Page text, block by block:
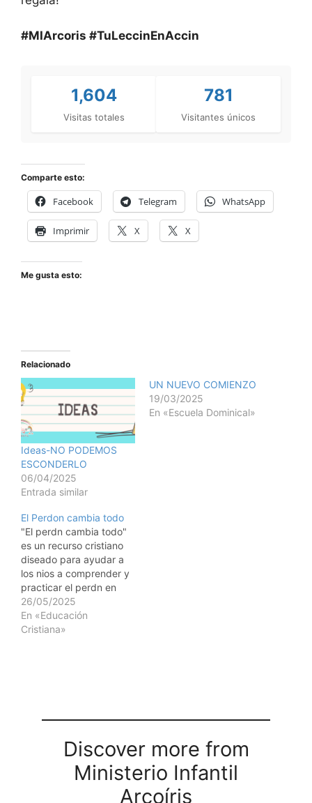
#MIArcoris #TuLeccinEnAccin
1,604
Visitas totales
781
Visitantes únicos
Comparte esto:
Facebook Telegram WhatsApp
Imprimir X X
Me gusta esto:
Relacionado
Ideas-NO PODEMOS
ESCONDERLO
06/04/2025
Entrada similar
UN NUEVO COMIENZO
19/03/2025
En «Escuela Dominical»
El Perdon cambia todo
"El perdn cambia todo"
es un recurso cristiano
diseado para ayudar a
los nios a comprender y
practicar el perdn en
diferentes contextos:
familia, iglesia y
comunidad. A travs de
26/05/2025
En «Educación
Cristiana»
Discover more from
Ministerio Infantil
Arcoíris